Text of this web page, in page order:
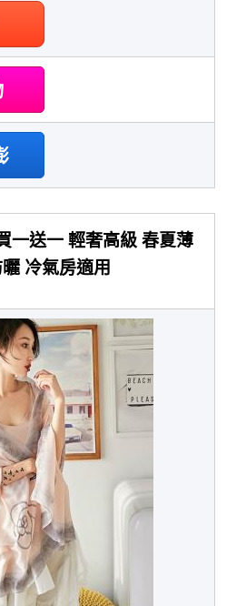
一送一 輕奢高級 春夏薄
冷氣房適用